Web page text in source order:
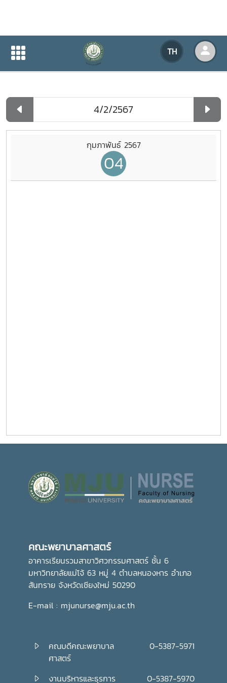
TH
ปฏิทินกิจกรรมของหน่วยงาน
ปฏิทินกิจกรรมของหน่วยงาน
กุมภาพันธ์ 2567
04
คณะพยาบาลศาสตร์
อาคารเรียนรวมสาขาวิศวกรรมศาสตร์ ชั้น 6
มหาวิทยาลัยแม่โจ้ 63 หมู่ 4 ตำบลหนองหาร อำเภอ
สันทราย จังหวัดเชียงใหม่ 50290
E-mail : mjunurse@mju.ac.th
คณบดีคณะพยาบาล
ศาสตร์
0-5387-5971
งานบริหารและธุรการ 0-5387-5970